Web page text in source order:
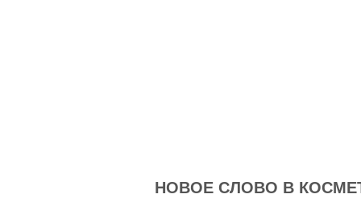
НОВОЕ СЛОВО В